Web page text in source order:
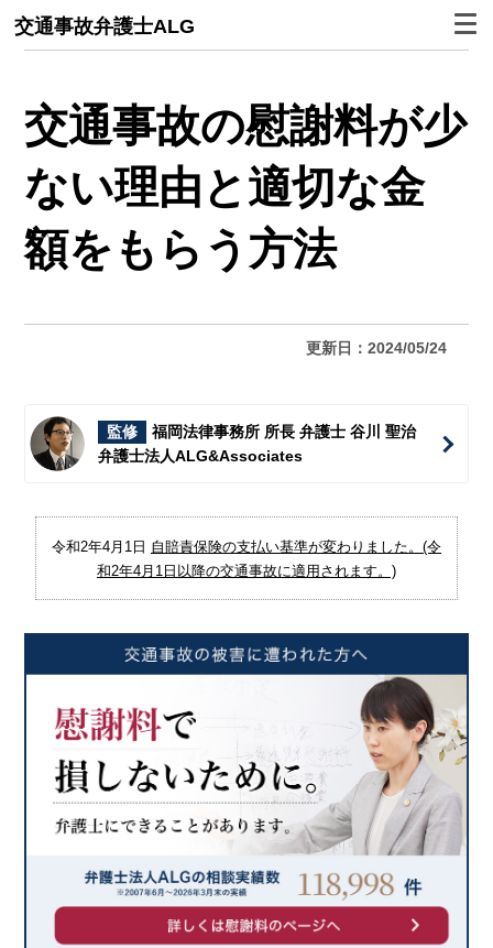
交通事故弁護士ALG
交通事故の慰謝料が少
ない理由と適切な金
額をもらう方法
更新日：2024/05/24
監修
福岡法律事務所 所長 弁護士 谷川 聖治
弁護士法人ALG&Associates
令和2年4月1日 自賠責保険の支払い基準が変わりました。(令
和2年4月1日以降の交通事故に適用されます。)